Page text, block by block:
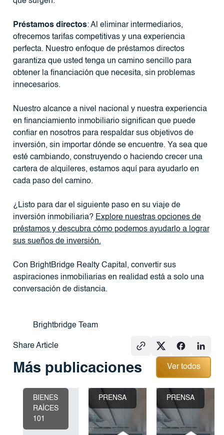
Brightbridge Team
Share Article
Préstamos directos: Al eliminar intermediarios,
ofrecemos tarifas competitivas y una experiencia
perfecta. Nuestro enfoque de préstamos directos
garantiza que usted tenga un camino sencillo para
obtener la financiación que necesita, sin problemas
innecesarios.
Nuestro alcance a nivel nacional y nuestra experiencia
en financiamiento inmobiliario significan que puede
confiar en nosotros para respaldar sus objetivos de
inversión, sin importar dónde se encuentre. Ya sea que
esté cambiando, construyendo o haciendo crecer una
cartera de alquileres, estamos aquí para ayudarlo en
cada paso del camino.
¿Listo para dar el siguiente paso en su viaje de
inversión inmobiliaria? Explore nuestras opciones de
préstamos y descubra cómo podemos ayudarlo a lograr
sus sueños de inversión.
Con BrightBridge Realty Capital, convertir sus
aspiraciones inmobiliarias en realidad está a solo una
conversación de distancia.
Más publicaciones
Ver todos
Ver todos
BIENES
RAÍCES
101
PRENSA PRENSA